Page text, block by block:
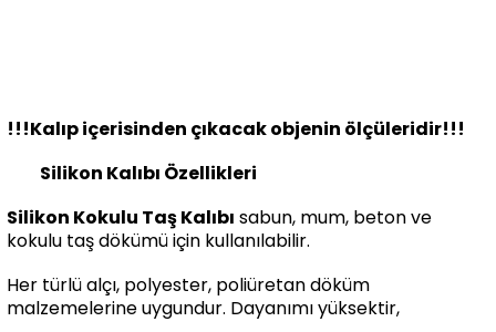
!!!Kalıp içerisinden çıkacak objenin ölçüleridir!!!
Silikon Kalıbı Özellikleri
Silikon Kokulu Taş Kalıbı sabun, mum, beton ve
kokulu taş dökümü için kullanılabilir.
Her türlü alçı, polyester, poliüretan döküm
malzemelerine uygundur. Dayanımı yüksektir,